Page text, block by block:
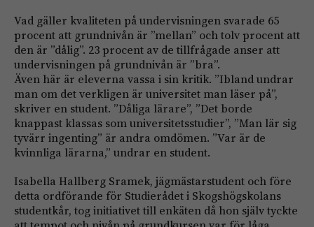
Vad gäller kvaliteten på undervisningen svarade 65
procent att grundnivån är ”mellan” och tolv procent att
den är ”dålig”. 23 procent av de tillfrågade anser att
undervisningen på grund­nivån är ”bra”.
Även här är eleverna vassa i sin kritik. ”Ibland undrar
man om det verkligen är universitet man läser på”,
skriver en student. ”Dåliga lärare”, ”Det borde
knappast klassas som universitetsstudier”, ”Man lär sig
tyvärr ingenting” är andra omdömen. ”Var är de
kvinnliga lärarna,” undrar en student.
Isabella Hallberg Sramek, jägmästarstudent och före
detta ordförande för Studierådet i Skogs­högskolans
studentkår, tog initiativet till enkäten då hon själv tyckte